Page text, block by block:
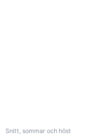
Snitt, sommar och höst